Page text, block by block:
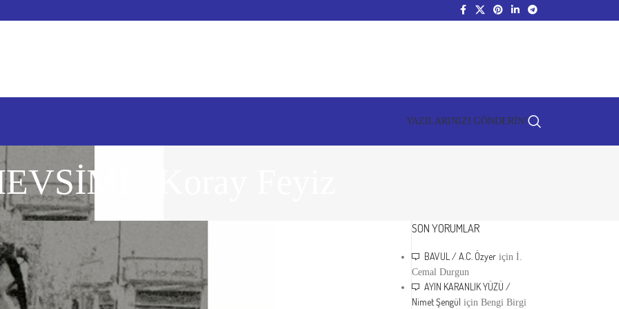
YAZILARINIZI GÖNDERİN!
/ Koray Feyiz
SON YORUMLAR
BAVUL / A.C. Özyer içinİ.
Cemal Durgun
AYIN KARANLIK YÜZÜ /
Nimet Şengül içinBengi Birgi